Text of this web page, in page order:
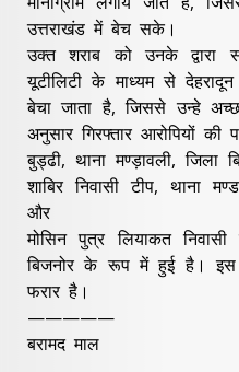
उत्तराखंड में बेच सके।
उक्त शराब को उनके
यूटीलिटी के माध्यम से
बेचा जाता है, जिससे उन्हे
अनुसार गिरफ्तार आरोपियों
बुड्ढी, थाना मण्ड़ावली, जिला
शाबिर निवासी टीप, थाना
और
मोसिन पुत्र लियाकत
बिजनोर के रूप में हुई है। इस
फरार है।
—————
बरामद माल